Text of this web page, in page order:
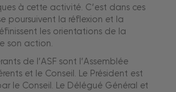
à cette activité. C’est dans ces
poursuivent la réflexion et la
les orientations de la
son action.
de l’ASF sont l’Assemblée
et le Conseil. Le Président est
le Conseil. Le Délégué Général et